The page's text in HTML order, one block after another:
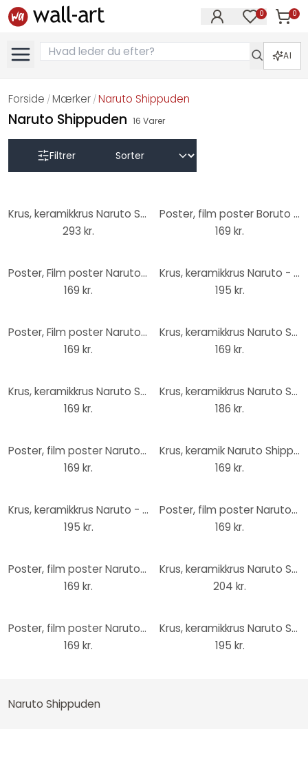
0 0
Varer
AI
Forside / Mærker /Naruto Shippuden
Naruto Shippuden 16 Varer
Filtrer
Krus, keramikkrus Naruto Shippuden - Kyubi
293 kr.
Poster, film poster Boruto - Boruto & Naruto 61x91,5 cm
169 kr.
Poster, Film poster Naruto Shippuden - Konoha Ninjas 91,5x61 cm
169 kr.
Krus, keramikkrus Naruto - Jiraiya & Naruto
195 kr.
Poster, Film poster Naruto Shippuden - Group Ninja War 61x91,5 cm
169 kr.
Krus, keramikkrus Naruto Shippuden - Naruto vs Madara
169 kr.
Krus, keramikkrus Naruto Shippuden - Team 7 vs Haku&Zabuza
169 kr.
Krus, keramikkrus Naruto Shippuden - Kakashi Illustrations
186 kr.
Poster, film poster Naruto - Konoha Ninjas 91,5x61 cm
169 kr.
Krus, keramik Naruto Shippuden - Naruto Run
169 kr.
Krus, keramikkrus Naruto - Ichiraku Ramen
195 kr.
Poster, film poster Naruto Shippuden 61x91,5 cm
169 kr.
Poster, film poster Naruto Shippuden - Naruto & Sasuke 91,5x61 cm
169 kr.
Krus, keramikkrus Naruto Shippuden - Konoha Ninjas
204 kr.
Poster, film poster Naruto Shippuden - Naruto & Allies 91,5x61 cm
169 kr.
Krus, keramikkrus Naruto Shippuden - Artwork Akatsuki
195 kr.
Naruto Shippuden